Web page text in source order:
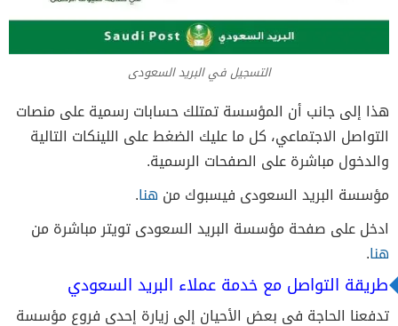
التسجيل في البريد السعودى
هذا إلى جانب أن المؤسسة تمتلك حسابات رسمية على منصات
التواصل الاجتماعي، كل ما عليك الضغط على اللينكات التالية
والدخول مباشرة على الصفحات الرسمية.
مؤسسة البريد السعودى فيسبوك من هنا.
ادخل على صفحة مؤسسة البريد السعودى تويتر مباشرة من
هنا.
طريقة التواصل مع خدمة عملاء البريد السعودي
تدفعنا الحاجة فى بعض الأحيان إلى زيارة إحدى فروع مؤسسة